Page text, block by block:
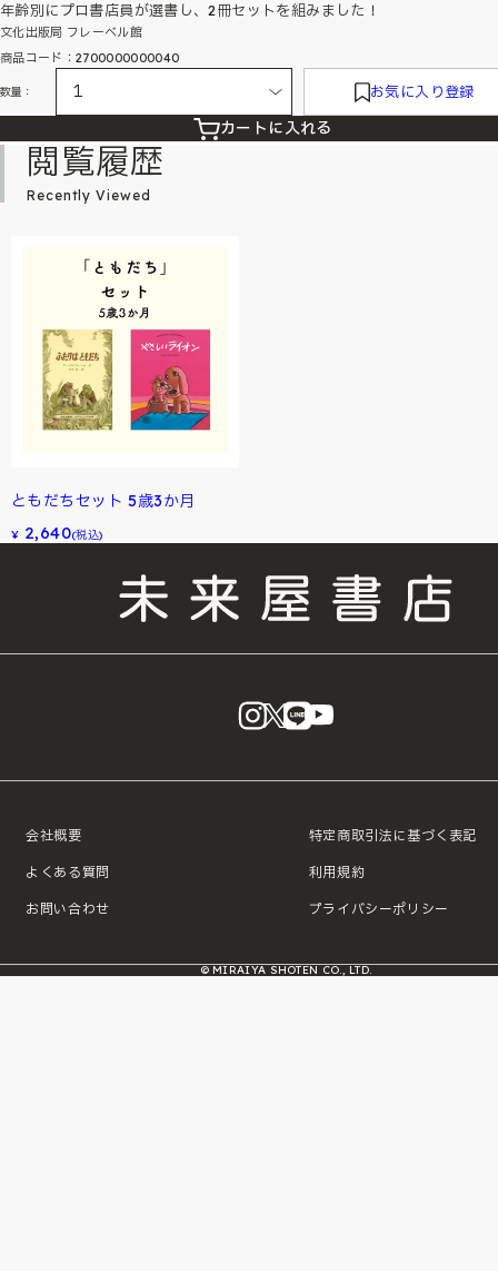
年齢別にプロ書店員が選書し、2冊セットを組みました！
文化出版局 フレーベル館
商品コード：2700000000040
数量： お気に入り登録
カートに入れる
閲覧履歴
Recently Viewed
ともだちセット 5歳3か月
¥ 2,640(税込)
instagram
X LINE
会社概要
よくある質問
お問い合わせ
特定商取引法に基づく表記
利用規約
プライバシーポリシー
© MIRAIYA SHOTEN CO., LTD.